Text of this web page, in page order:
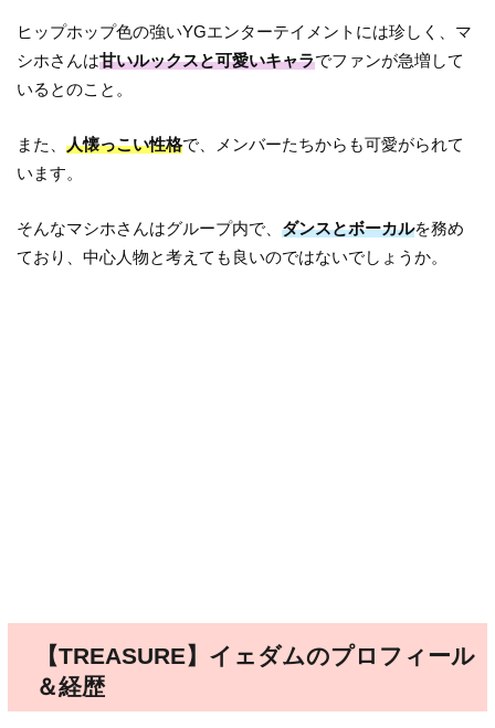
ヒップホップ色の強いYGエンターテイメントには珍しく、マ
シホさんは甘いルックスと可愛いキャラでファンが急増して
いるとのこと。
また、人懐っこい性格で、メンバーたちからも可愛がられて
います。
そんなマシホさんはグループ内で、ダンスとボーカルを務め
ており、中心人物と考えても良いのではないでしょうか。
【TREASURE】イェダムのプロフィール
＆経歴